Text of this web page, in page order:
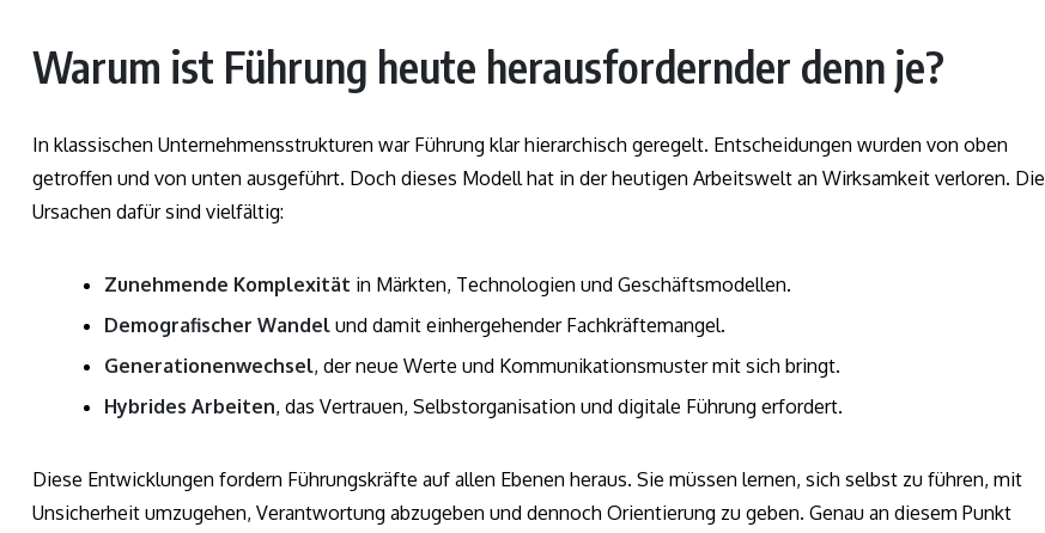
Warum ist Führung heute herausfordernder denn je?
In klassischen Unternehmensstrukturen war Führung klar hierarchisch geregelt. Entscheidungen wurden von oben
getroffen und von unten ausgeführt. Doch dieses Modell hat in der heutigen Arbeitswelt an Wirksamkeit verloren. Die
Ursachen dafür sind vielfältig:
Zunehmende Komplexität in Märkten, Technologien und Geschäftsmodellen.
Demografischer Wandel und damit einhergehender Fachkräftemangel.
Generationenwechsel, der neue Werte und Kommunikationsmuster mit sich bringt.
Hybrides Arbeiten, das Vertrauen, Selbstorganisation und digitale Führung erfordert.
Diese Entwicklungen fordern Führungskräfte auf allen Ebenen heraus. Sie müssen lernen, sich selbst zu führen, mit
Unsicherheit umzugehen, Verantwortung abzugeben und dennoch Orientierung zu geben. Genau an diesem Punkt